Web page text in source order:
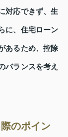
対応できず、生
に、住宅ローン
あるため、控除
バランスを考え
のポイン